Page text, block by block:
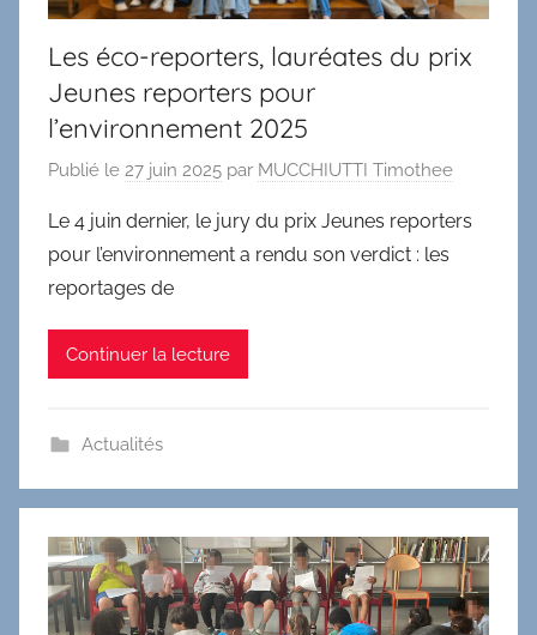
Les éco-reporters, lauréates du prix
Jeunes reporters pour
l’environnement 2025
Publié le 27 juin 2025 par MUCCHIUTTI Timothee
Le 4 juin dernier, le jury du prix Jeunes reporters
pour l’environnement a rendu son verdict : les
reportages de
Continuer la lecture
Actualités